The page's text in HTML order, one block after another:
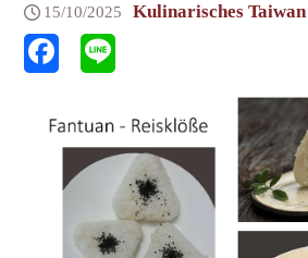
15/10/2025 Kulinarisches Taiwan